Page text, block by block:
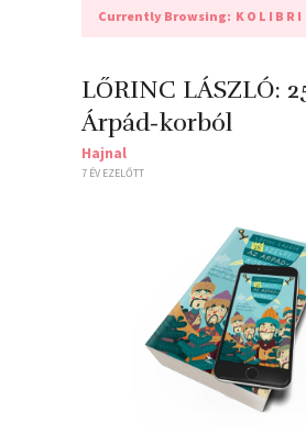
Currently Browsing: KOLIBRI
LŐRINC LÁSZLÓ:
Árpád-korból
Hajnal
7 ÉV EZELŐTT